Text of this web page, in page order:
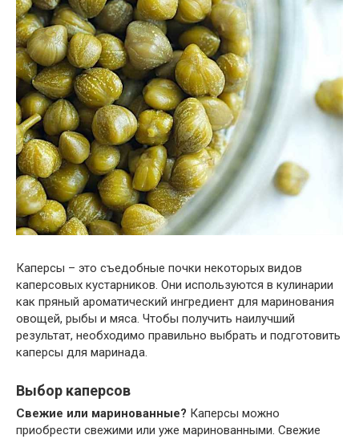
Каперсы – это съедобные почки некоторых видов
каперсовых кустарников. Они используются в кулинарии
как пряный ароматический ингредиент для маринования
овощей, рыбы и мяса. Чтобы получить наилучший
результат, необходимо правильно выбрать и подготовить
каперсы для маринада.
Выбор каперсов
Свежие или маринованные? Каперсы можно
приобрести свежими или уже маринованными. Свежие